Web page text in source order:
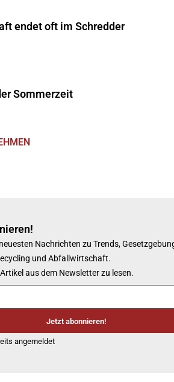
endet oft im Schredder
Sommerzeit
Nachrichten zu Trends,
und Abfallwirtschaft.
aus dem Newsletter zu lesen.
Jetzt abonnieren!
angemeldet